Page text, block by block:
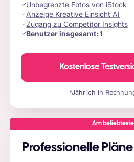
Unbegrenzte Fotos von iStock
Anzeige Kreative Einsicht AI
Zugang zu Competitor Insights
Benutzer insgesamt:1
Kostenlose
*Jährlich in
Am
Professionelle Pläne